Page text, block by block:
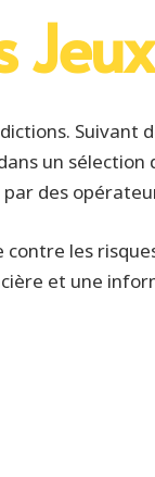
Suivant
un
des
les
et une